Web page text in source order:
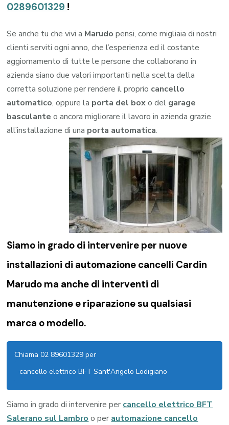
0289601329 !
Se anche tu che vivi a Marudo pensi, come migliaia di nostri
clienti serviti ogni anno, che l’esperienza ed il costante
aggiornamento di tutte le persone che collaborano in
azienda siano due valori importanti nella scelta della
corretta soluzione per rendere il proprio cancello
automatico, oppure la porta del boxo del garage
basculante o ancora migliorare il lavoro in azienda grazie
all’installazione di una porta automatica.
Siamo in grado di intervenire per nuove
installazioni di automazione cancelli Cardin
Marudo ma anche di interventi di
manutenzione e riparazione su qualsiasi
marca o modello.
Chiama 02 89601329 per
cancello elettrico BFT Sant'Angelo Lodigiano
Siamo in grado di intervenire percancello elettrico BFT
Salerano sul Lambroo perautomazione cancello